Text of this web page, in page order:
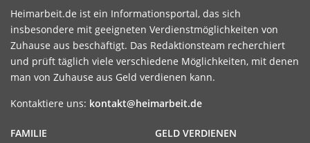
Heimarbeit.de ist ein Informationsportal, das sich
insbesondere mit geeigneten Verdienstmöglichkeiten von
Zuhause aus beschäftigt. Das Redaktionsteam recherchiert
und prüft täglich viele verschiedene Möglichkeiten, mit denen
man von Zuhause aus Geld verdienen kann.
Kontaktiere uns: kontakt@heimarbeit.de
GELD VERDIENEN
FAMILIE